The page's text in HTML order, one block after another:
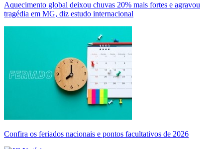
Aquecimento global deixou chuvas 20% mais fortes e agravou
tragédia em MG, diz estudo internacional
Confira os feriados nacionais e pontos facultativos de 2026